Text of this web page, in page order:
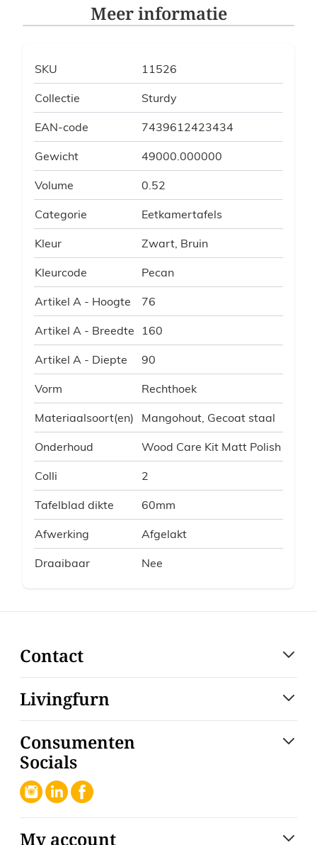
Meer informatie
SKU 11526
Collectie Sturdy
EAN-code 7439612423434
Gewicht 49000.000000
Volume 0.52
Categorie Eetkamertafels
Kleur Zwart, Bruin
Kleurcode Pecan
Artikel A - Hoogte 76
Artikel A - Breedte 160
Artikel A - Diepte 90
Vorm Rechthoek
Materiaalsoort(en) Mangohout, Gecoat staal
Onderhoud Wood Care Kit Matt Polish
Colli 2
Tafelblad dikte 60mm
Afwerking Afgelakt
Draaibaar Nee
Contact
Livingfurn
Consumenten
Socials
My account